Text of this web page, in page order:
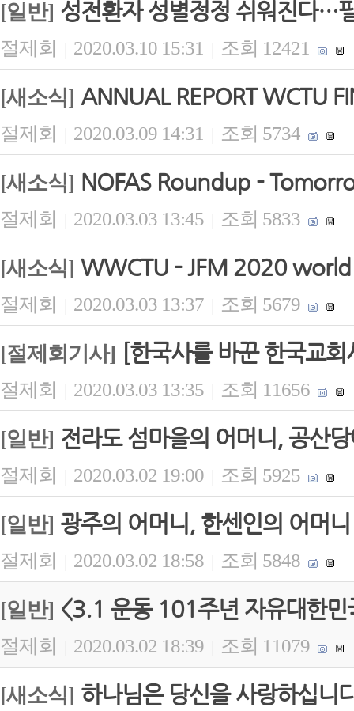
[일반] 성전환자 성별정정 쉬워진다…
절제회 | 2020.03.10 15:31 | 조회 12421
[새소식] ANNUAL REPORT WCTU
절제회 | 2020.03.09 14:31 | 조회 5734
[새소식] NOFAS Roundup -
절제회 | 2020.03.03 13:45 | 조회 5833
[새소식] WWCTU - JFM 2020
절제회 | 2020.03.03 13:37 | 조회 5679
[절제회기사] [한국사를 바꾼 한국교
절제회 | 2020.03.03 13:35 | 조회 11656
[일반] 전라도 섬마을의 어머니, 공산
절제회 | 2020.03.02 19:00 | 조회 5925
[일반] 광주의 어머니, 한센인의 어머
절제회 | 2020.03.02 18:58 | 조회 5848
[일반] <3.1 운동 101주년 자유대한
절제회 2020.03.02 18:39 조회 11079
[새소식] 하나님은 당신을 사랑하십니